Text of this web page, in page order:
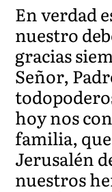
En verdad
nuestro
gracias
Señor,
hoy nos
familia,
Jerusalén
nuestros